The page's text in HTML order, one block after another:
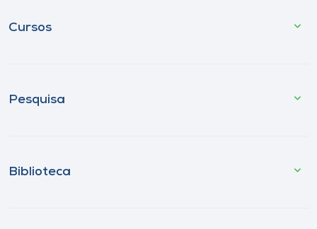
Cursos
Pesquisa
Biblioteca